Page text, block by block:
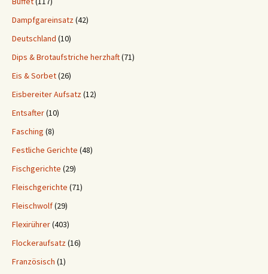
Dampfgareinsatz(42)
Deutschland (10)
Dips & Brotaufstriche herzhaft(71)
Eis & Sorbet(26)
Eisbereiter Aufsatz(12)
Entsafter(10)
Fasching (8)
Festliche Gerichte (48)
Fischgerichte (29)
Fleischgerichte (71)
Fleischwolf(29)
Flexirührer(403)
Flockeraufsatz(16)
Französisch (1)